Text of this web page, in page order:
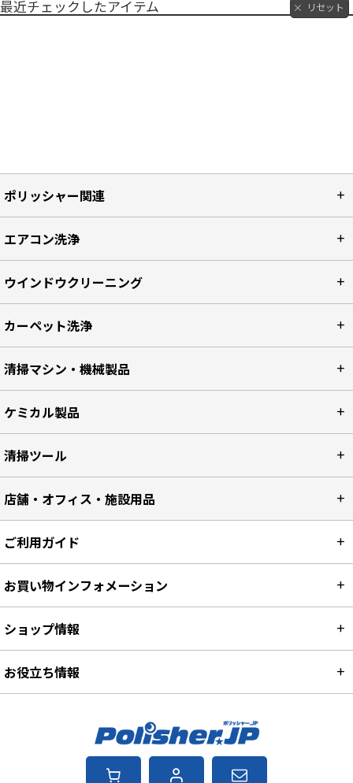
最近チェックしたアイテム リセット
ポリッシャー関連
エアコン洗浄
ウインドウクリーニング
カーペット洗浄
清掃マシン・機械製品
ケミカル製品
清掃ツール
店舗・オフィス・施設用品
ご利用ガイド
お買い物インフォメーション
ショップ情報
お役立ち情報